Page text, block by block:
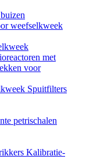
weefselkweek
met
voor
Spuitfilters
petrischalen
Kalibratie-